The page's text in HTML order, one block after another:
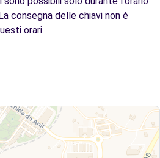
consegna delle chiavi non è
orari.